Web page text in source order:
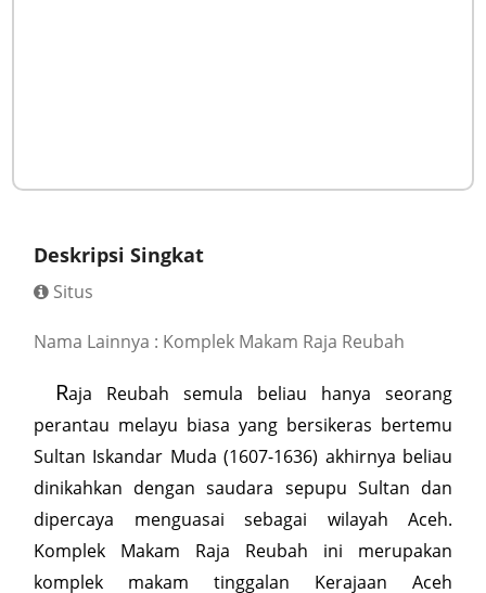
Deskripsi Singkat
Situs
Nama Lainnya : Komplek Makam Raja Reubah
Raja Reubah semula beliau hanya seorang
perantau melayu biasa yang bersikeras bertemu
Sultan Iskandar Muda (1607-1636) akhirnya beliau
dinikahkan dengan saudara sepupu Sultan dan
dipercaya menguasai sebagai wilayah Aceh.
Komplek Makam Raja Reubah ini merupakan
komplek makam tinggalan Kerajaan Aceh